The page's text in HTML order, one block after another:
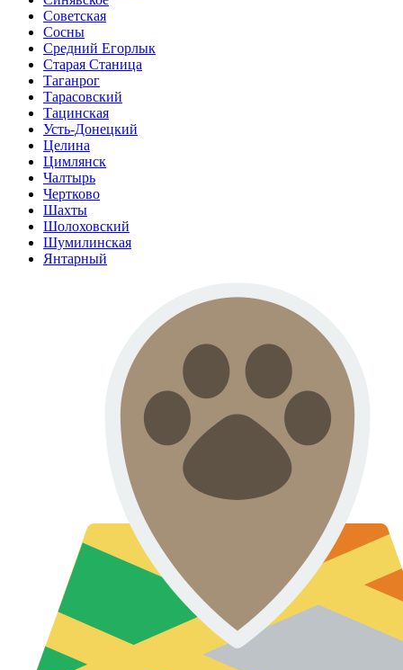
Советская
Сосны
Средний Егорлык
Старая Станица
Таганрог
Тарасовский
Тацинская
Усть-Донецкий
Целина
Цимлянск
Чалтырь
Чертково
Шахты
Шолоховский
Шумилинская
Янтарный